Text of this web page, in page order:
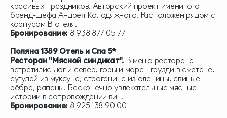
красивых праздников. Авторский проект именитого
бренд-шефа Андрея Колодяжного. Расположен рядом с
корпусом В отеля.
Бронирование: 8 938 877 05 77
Поляна 1389 Отель и Спа 5*
Ресторан "Мясной синдикат".В меню ресторана
встретились юг и север, горы и море - грузди в сметане,
сугудай из муксуна, строганина из оленины, свиные
рёбра, рапаны. Бесконечно увлекательные мясные
истории в сопровождении вин.
Бронирование: 8 925 138 90 00